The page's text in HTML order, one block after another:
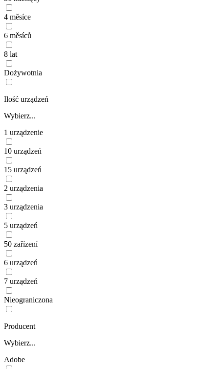
4 měsíce
6 měsíců
8 lat
Dożywotnia
Ilość urządzeń
Wybierz...
1 urządzenie
10 urządzeń
15 urządzeń
2 urządzenia
3 urządzenia
5 urządzeń
50 zařízení
6 urządzeń
7 urządzeń
Nieograniczona
Producent
Wybierz...
Adobe